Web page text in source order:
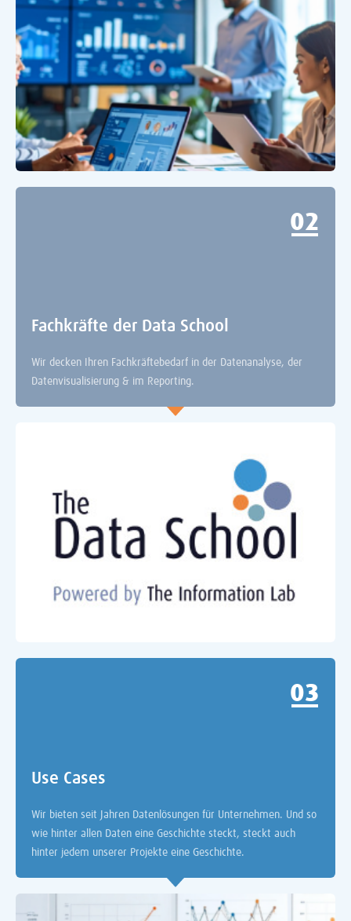
0
Fachkräfte der Data School
Wir decken Ihren Fachkräftebedarf in der Datenanalyse, der
Datenvisualisierung & im Reporting.
0
Use Cases
Wir bieten seit Jahren Datenlösungen für Unternehmen. Und so
wie hinter allen Daten eine Geschichte steckt, steckt auch
hinter jedem unserer Projekte eine Geschichte.